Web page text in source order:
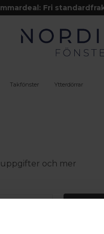
Fri
Takfönster Ytterdörrar
och mer